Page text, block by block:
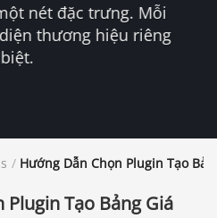
nét đặc trưng. Mỗi
thương hiệu riêng
biệt.
/ Hướng Dẫn Chọn Plugin Tạo
Tạo Bảng Giá